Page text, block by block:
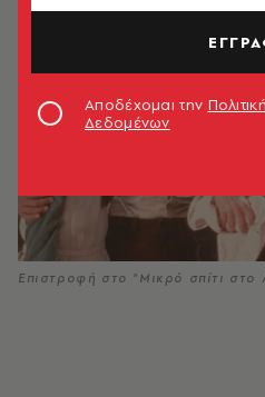
Επιστροφή στο "Μικρό σπίτι στο
Αποδέχομαι την
Δεδομένων